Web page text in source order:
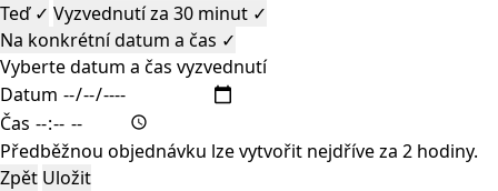
Teď ✓ Vyzvednutí za 30 minut ✓
Na konkrétní datum a čas ✓
Vyberte datum a čas vyzvednutí
Datum
Čas
Předběžnou objednávku lze vytvořit nejdříve za 2 hodiny.
Zpět Uložit